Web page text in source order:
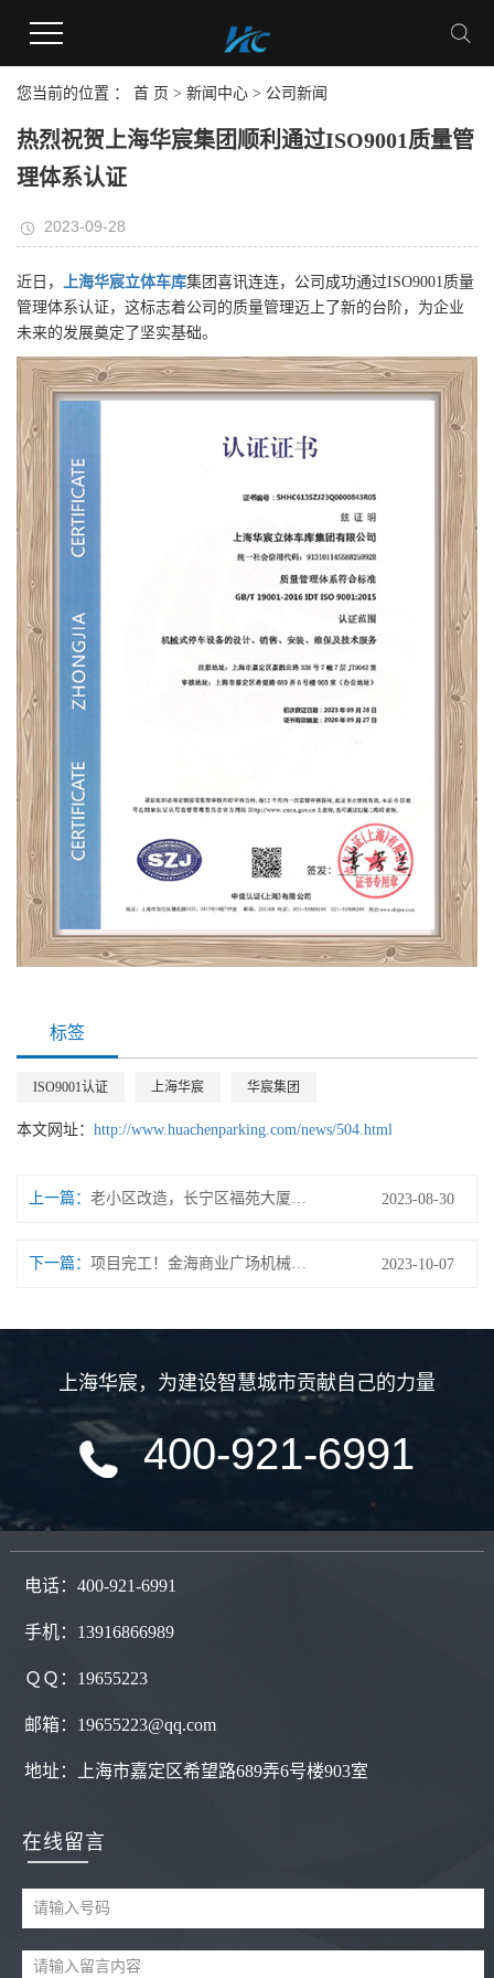
您当前的位置 ： 首 页 > 新闻中心 > 公司新闻
热烈祝贺上海华宸集团顺利通过ISO9001质量管
理体系认证
2023-09-28
近日， 上海华宸立体车库集团喜讯连连，公司成功通过ISO9001质量
管理体系认证，这标志着公司的质量管理迈上了新的台阶，为企业
未来的发展奠定了坚实基础。
标签
ISO9001认证 上海华宸 华宸集团
本文网址： http://www.huachenparking.com/news/504.html
上一篇： 2023-08-30
下一篇： 2023-10-07
上海华宸 ， 为建设智慧城市贡献自己的力量
400-921-6991
电话：400-921-6991
手机：13916866989
ＱＱ： 19655223
邮箱：19655223@qq.com
地址： 上海市嘉定区希望路689弄6号楼903室
在线留言